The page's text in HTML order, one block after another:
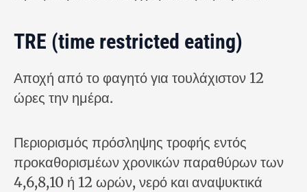
TRE (time restricted eating)
Αποχή από το φαγητό για τουλάχιστον 12
ώρες την ημέρα.
Περιορισμός πρόσληψης τροφής εντός
προκαθορισμέων χρονικών παραθύρων των
4,6,8,10 ή 12 ωρών, νερό και αναψυκτικά